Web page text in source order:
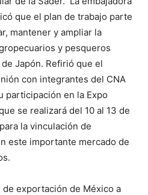
que el plan de trabajo parte
mantener y ampliar la
y pesqueros
Japón. Refirió que el
con integrantes del CNA
participación en la Expo
se realizará del 10 al 13 de
la vinculación de
este importante mercado de
exportación de México a